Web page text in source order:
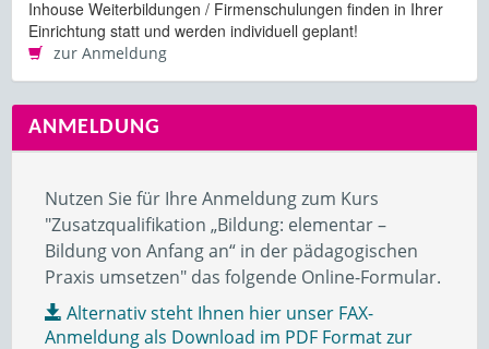
Inhouse Weiterbildungen / Firmenschulungen finden in Ihrer
Einrichtung statt und werden individuell geplant!
zur Anmeldung
ANMELDUNG
Nutzen Sie für Ihre Anmeldung zum Kurs
"Zusatzqualifikation „Bildung: elementar –
Bildung von Anfang an“ in der pädagogischen
Praxis umsetzen" das folgende Online-Formular.
Alternativ steht Ihnen hier unser FAX-
Anmeldung als Download im PDF Format zur